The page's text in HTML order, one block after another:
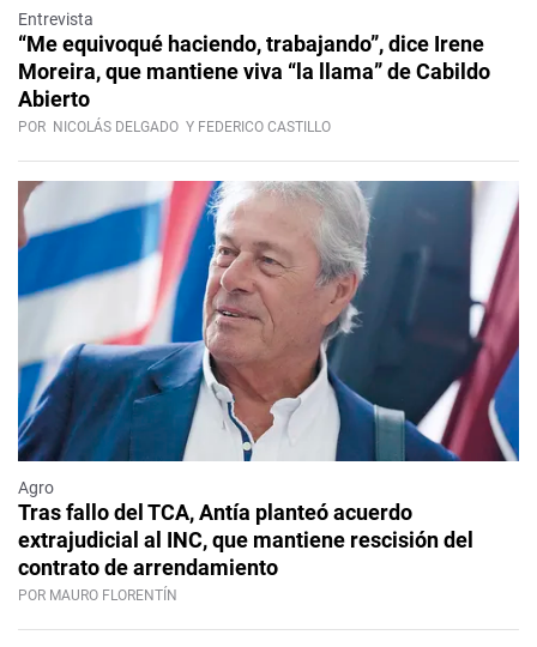
Entrevista
“Me equivoqué haciendo, trabajando”, dice Irene
Moreira, que mantiene viva “la llama” de Cabildo
Abierto
POR NICOLÁS DELGADO Y FEDERICO CASTILLO
Agro
Tras fallo del TCA, Antía planteó acuerdo
extrajudicial al INC, que mantiene rescisión del
contrato de arrendamiento
POR MAURO FLORENTÍN